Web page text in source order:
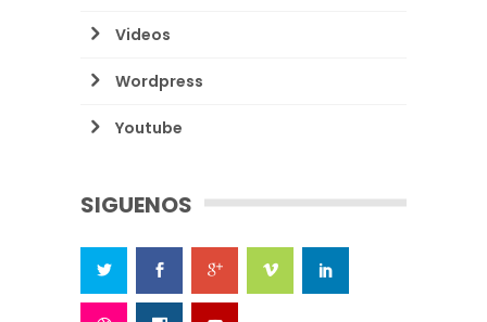
Videos
Wordpress
Youtube
SIGUENOS